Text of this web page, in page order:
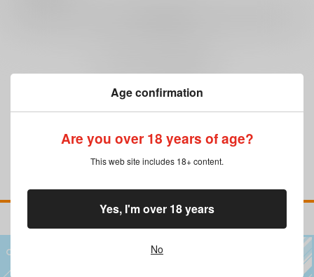
Age confirmation
Are you over 18 years of age?
This web site includes 18+ content.
No
Yes, I'm over 18 years